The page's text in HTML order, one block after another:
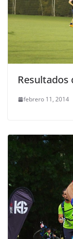
Resultados
febrero 11, 2014